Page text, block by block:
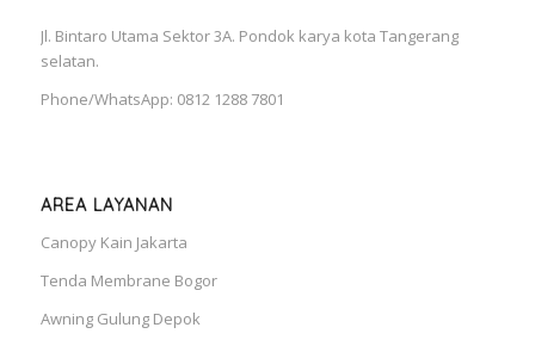
Jl. Bintaro Utama Sektor 3A. Pondok karya kota Tangerang
selatan.
Phone/WhatsApp: 0812 1288 7801
AREA LAYANAN
Canopy Kain Jakarta
Tenda Membrane Bogor
Awning Gulung Depok